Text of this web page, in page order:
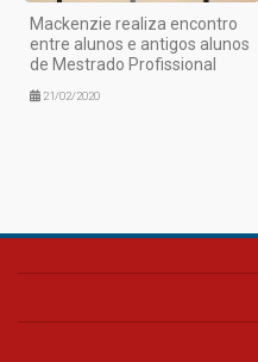
Mackenzie realiza encontro
entre alunos e antigos alunos
de Mestrado Profissional
21/02/2020